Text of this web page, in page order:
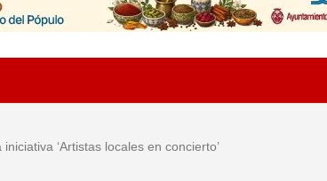
‘Artistas locales en concierto’